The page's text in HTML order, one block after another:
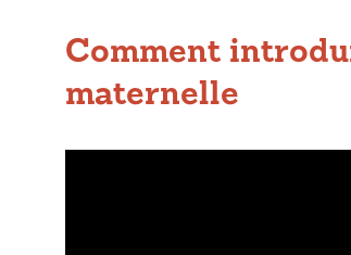
Comment
maternelle